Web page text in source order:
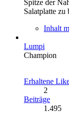
Spitze der
Salatplatte zu
Inhalt
Lumpi
Champion
Erhaltene
2
Beiträge
1.495